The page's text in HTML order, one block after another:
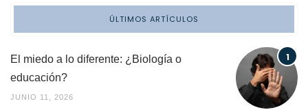
ÚLTIMOS ARTÍCULOS
El miedo a lo diferente: ¿Biología o
educación?
JUNIO 11, 2026